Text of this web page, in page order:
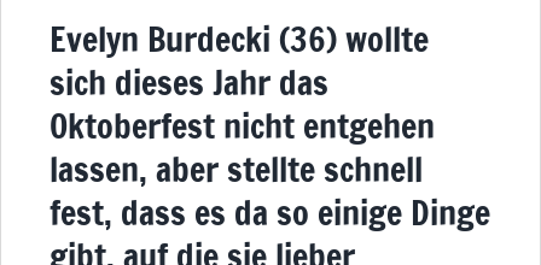
Evelyn Burdecki (36) wollte
sich dieses Jahr das
Oktoberfest nicht entgehen
lassen, aber stellte schnell
fest, dass es da so einige Dinge